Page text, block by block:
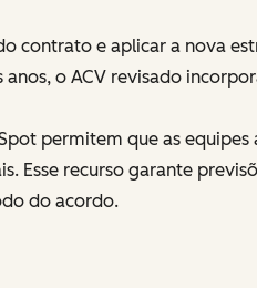
contrato e aplicar a nova
o ACV revisado
permitem que as
Esse recurso garante
do acordo.